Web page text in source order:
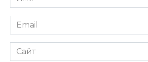
*
Email
*
Сайт